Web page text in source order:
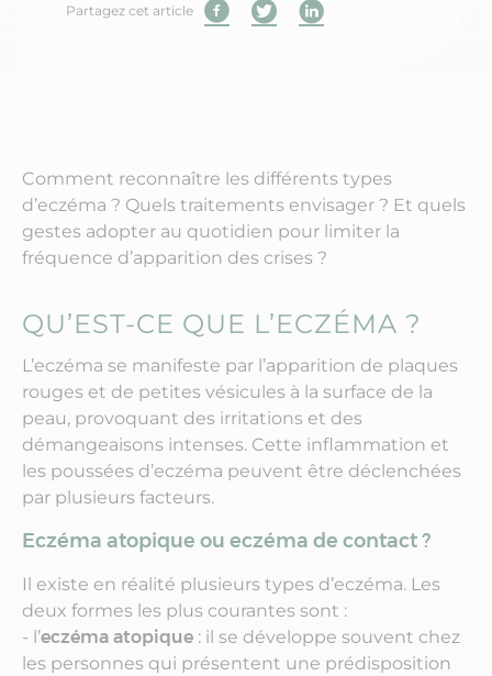
Partagez cet article
Comment reconnaître les différents types
d’eczéma ? Quels traitements envisager ? Et quels
gestes adopter au quotidien pour limiter la
fréquence d’apparition des crises ?
QU’EST-CE QUE L’ECZÉMA ?
L’eczéma se manifeste par l’apparition de plaques
rouges et de petites vésicules à la surface de la
peau, provoquant des irritations et des
démangeaisons intenses. Cette inflammation et
les poussées d’eczéma peuvent être déclenchées
par plusieurs facteurs.
Eczéma atopique ou eczéma de contact ?
Il existe en réalité plusieurs types d’eczéma. Les
deux formes les plus courantes sont :
- l’eczéma atopique : il se développe souvent chez
les personnes qui présentent une prédisposition